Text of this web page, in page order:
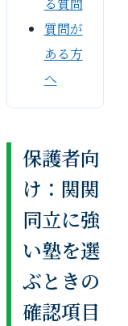
質問が
ある方
へ
保護者向
け：関関
同立に強
い塾を選
ぶときの
確認項目